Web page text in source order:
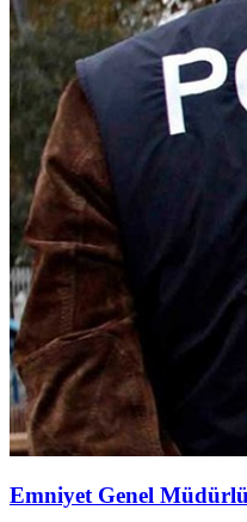
Emniyet Genel